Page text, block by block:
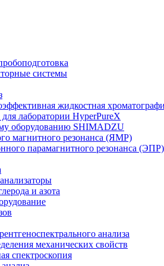
системы
жидкостная
лаборатории HyperPureX
оборудованию SHIMADZU
магнитного резонанса (ЯМР)
парамагнитного резонанса (ЭПР)
и азота
анализа
механических свойств
спектроскопия